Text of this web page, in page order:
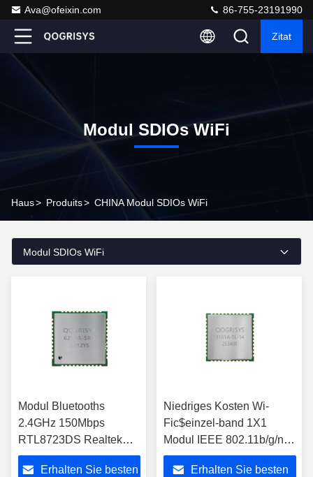
Ava@ofeixin.com 86-755-23191990
Zitat
Modul SDIOs WiFi
Haus> Produits> CHINA Modul SDIOs WiFi
Modul SDIOs WiFi
Modul Bluetooths
2.4GHz 150Mbps
RTL8723DS Realtek
WiFi
Erhalten Sie besten
Niedriges Kosten Wi-
Fic$einzel-band 1X1
Modul IEEE 802.11b/g/n
Modul-Hi3861L SDIO WiFi
Erhalten Sie besten